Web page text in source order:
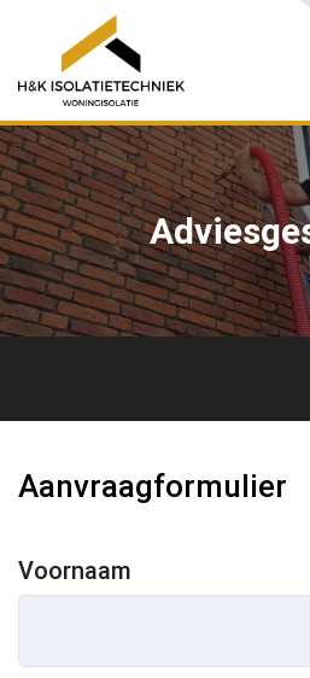
Aanvraagformulier
Voornaam